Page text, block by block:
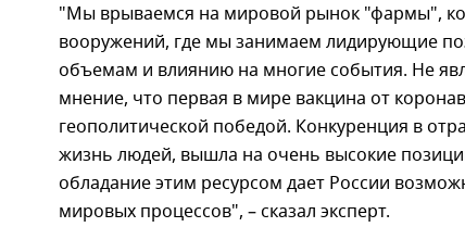
"Мы врываемся на мировой рынок "фармы",
вооружений, где мы занимаем лидирующие
объемам и влиянию на многие события. Не
мнение, что первая в мире вакцина от
геополитической победой. Конкуренция в
жизнь людей, вышла на очень высокие
обладание этим ресурсом дает России
мировых процессов", – сказал эксперт.